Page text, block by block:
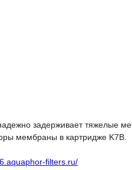
задерживает тяжелые
мембраны в картридже K7B.
filters.ru/